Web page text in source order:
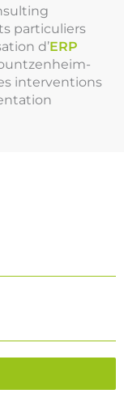
particuliers
d’ERP
interventions